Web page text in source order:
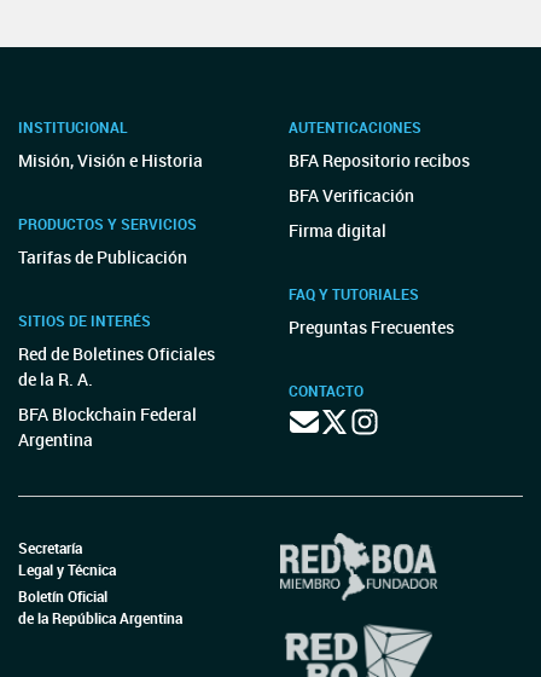
INSTITUCIONAL
Misión, Visión e Historia
PRODUCTOS Y SERVICIOS
Tarifas de Publicación
SITIOS DE INTERÉS
Red de Boletines Oficiales
de la R. A.
BFA Blockchain Federal
Argentina
AUTENTICACIONES
BFA Repositorio recibos
BFA Verificación
Firma digital
FAQ Y TUTORIALES
Preguntas Frecuentes
CONTACTO
Secretaría
Legal y Técnica
Boletín Oficial
de la República Argentina